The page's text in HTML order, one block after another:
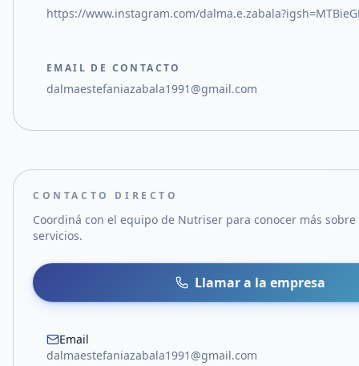
https://www.instagram.com/
EMAIL DE CONTACTO
dalmaestefaniazabala1991@gmail.com
CONTACTO DIRECTO
Coordiná con el equipo de Nutriser para conocer más
servicios.
Llamar a la empresa
Email
dalmaestefaniazabala1991@gmail.com